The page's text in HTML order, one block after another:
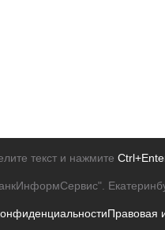
текст и нажмите
Правовая